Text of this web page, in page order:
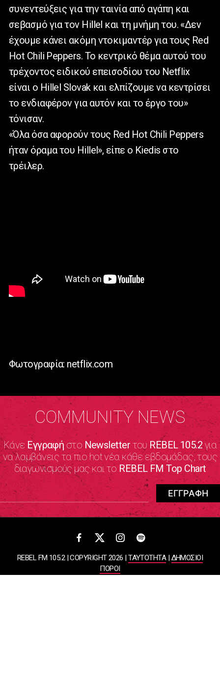
συνεντεύξεις για την ταινία από αγάπη και
σεβασμό για τον Hillel και τη μνήμη του. «Δεν
έχουμε κάνει ακόμη ντοκιμαντέρ για τους Red
Hot Chili Peppers. Το κεντρικό θέμα αυτού του
τρέχοντος ειδικού επεισοδίου του Netflix
είναι ο Hillel Slovak και ελπίζουμε να κεντρίσει
το ενδιαφέρον για αυτόν και το έργο του»
τόνισαν.
«Όλα όσα αφορούν τους Red Hot Chili Peppers
ήταν όραμα του Hillel», είπε ο Kiedis στο
τρέιλερ.
Φωτογραφία: netflix.com
COMMUNITY NEWS
Κάνε Εγγραφήστο NewsletterτουREBEL 105.2για
να λαμβάνεις τα πιο hot νέα κάθε εβδομάδας, τους
διαγωνισμούς μας και το REBEL FM Top Chart
REBEL FM 105.2 | COPYRIGHT 2026 |ΤΑΥΤΟΤΗΤΑ|ΔΗΜΟΣΙΟΙ
ΠΟΡΟΙ